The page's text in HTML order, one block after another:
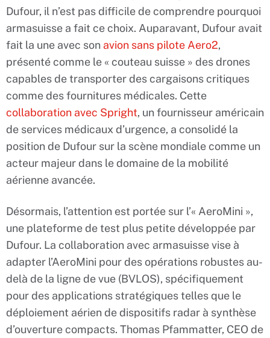
Dufour, il n’est pas difficile de comprendre pourquoi
armasuisse a fait ce choix. Auparavant, Dufour avait
fait la une avec son avion sans pilote Aero2,
présenté comme le « couteau suisse » des drones
capables de transporter des cargaisons critiques
comme des fournitures médicales. Cette
collaboration avec Spright, un fournisseur américain
de services médicaux d’urgence, a consolidé la
position de Dufour sur la scène mondiale comme un
acteur majeur dans le domaine de la mobilité
aérienne avancée.
Désormais, l’attention est portée sur l’« AeroMini »,
une plateforme de test plus petite développée par
Dufour. La collaboration avec armasuisse vise à
adapter l’AeroMini pour des opérations robustes au-
delà de la ligne de vue (BVLOS), spécifiquement
pour des applications stratégiques telles que le
déploiement aérien de dispositifs radar à synthèse
d’ouverture compacts. Thomas Pfammatter, CEO de